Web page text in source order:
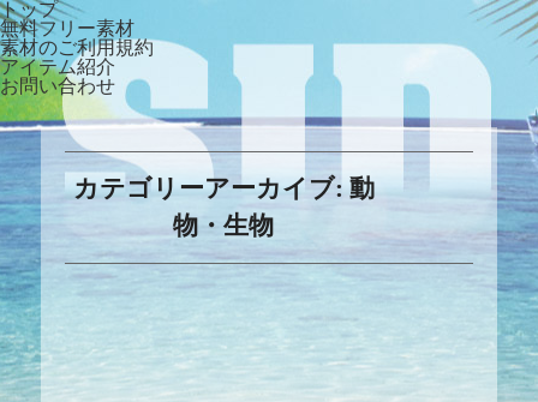
トップ
無料フリー素材
素材のご利用規約
アイテム紹介
お問い合わせ
カテゴリーアーカイブ:動
物・生物